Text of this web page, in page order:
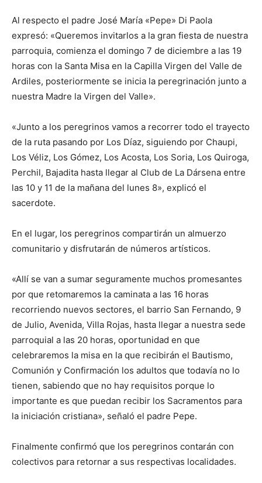
Al respecto el padre José María «Pepe» Di Paola
expresó: «Queremos invitarlos a la gran fiesta de nuestra
parroquia, comienza el domingo 7 de diciembre a las 19
horas con la Santa Misa en la Capilla Virgen del Valle de
Ardiles, posteriormente se inicia la peregrinación junto a
nuestra Madre la Virgen del Valle».
«Junto a los peregrinos vamos a recorrer todo el trayecto
de la ruta pasando por Los Díaz, siguiendo por Chaupi,
Los Véliz, Los Gómez, Los Acosta, Los Soria, Los Quiroga,
Perchil, Bajadita hasta llegar al Club de La Dársena entre
las 10 y 11 de la mañana del lunes 8», explicó el
sacerdote.
En el lugar, los peregrinos compartirán un almuerzo
comunitario y disfrutarán de números artísticos.
«Allí se van a sumar seguramente muchos promesantes
por que retomaremos la caminata a las 16 horas
recorriendo nuevos sectores, el barrio San Fernando, 9
de Julio, Avenida, Villa Rojas, hasta llegar a nuestra sede
parroquial a las 20 horas, oportunidad en que
celebraremos la misa en la que recibirán el Bautismo,
Comunión y Confirmación los adultos que todavía no lo
tienen, sabiendo que no hay requisitos porque lo
importante es que puedan recibir los Sacramentos para
la iniciación cristiana», señaló el padre Pepe.
Finalmente confirmó que los peregrinos contarán con
colectivos para retornar a sus respectivas localidades.